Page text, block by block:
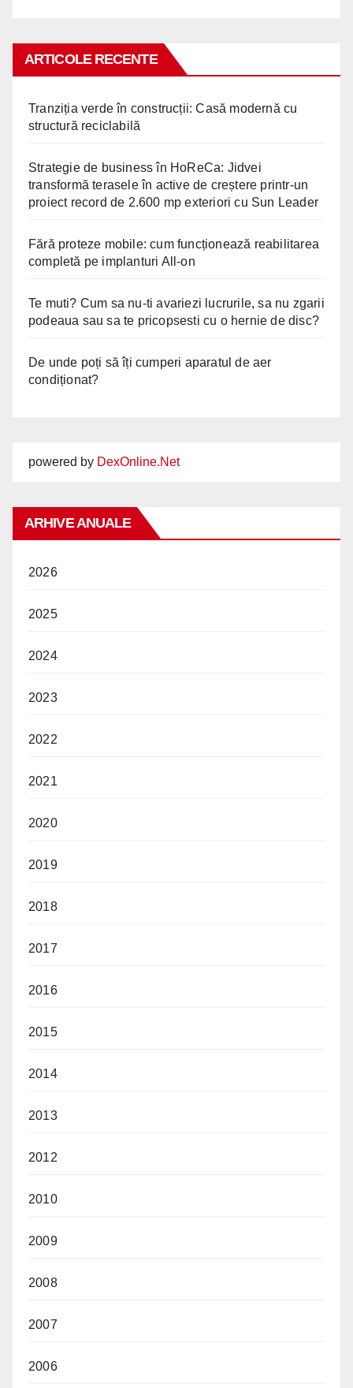
ARTICOLE RECENTE
Tranziția verde în construcții: Casă modernă cu
structură reciclabilă
Strategie de business în HoReCa: Jidvei
transformă terasele în active de creștere printr-un
proiect record de 2.600 mp exteriori cu Sun Leader
Fără proteze mobile: cum funcționează reabilitarea
completă pe implanturi All-on
Te muti? Cum sa nu-ti avariezi lucrurile, sa nu zgarii
podeaua sau sa te pricopsesti cu o hernie de disc?
De unde poți să îți cumperi aparatul de aer
condiționat?
powered by DexOnline.Net
ARHIVE ANUALE
2026
2025
2024
2023
2022
2021
2020
2019
2018
2017
2016
2015
2014
2013
2012
2010
2009
2008
2007
2006